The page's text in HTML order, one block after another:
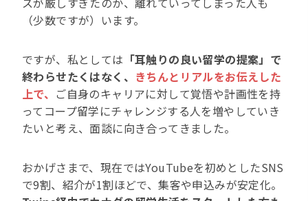
（少数ですが）います。
ですが、私としては 「耳触りの良い留学の提案」で
終わらせたくはなく、 きちんとリアルをお伝えした
上で、 ご自身のキャリアに対して覚悟や計画性を持
ってコープ留学にチャレンジする人を増やしていき
たいと考え、面談に向き合ってきました。
おかげさまで、現在ではYouTubeを初めとしたSNS
で9割、紹介が1割ほどで、集客や申込みが安定化。